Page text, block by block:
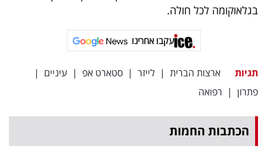
פרסמו
אחרינו:
בגלאוקומה לכל חולה.
עקבו אחרינו
תגיות ארצות הברית | לייזר | סטארט אפ | עיניים |
פתרון | רפואה
הכתבות החמות